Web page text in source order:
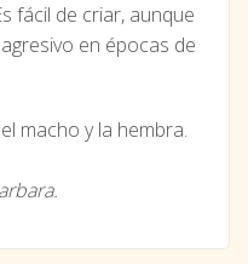
fácil de criar, aunque
en épocas de
macho y la hembra.